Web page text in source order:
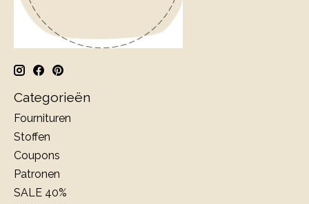
Categorieën
Fournituren
Stoffen
Coupons
Patronen
SALE 40%